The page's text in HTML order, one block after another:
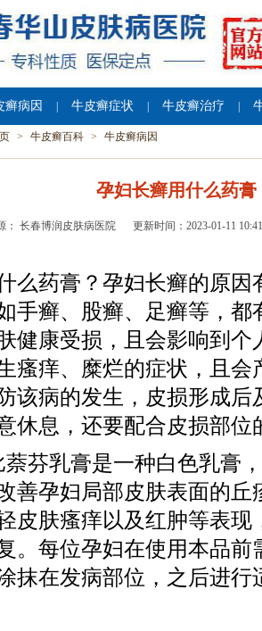
癣病因 牛皮癣症状 牛皮癣治疗
> 牛皮癣百科 > 牛皮癣病因
孕妇长癣用什么药膏
： 长春博润皮肤病医院 更新时间：2023-01-11
么药膏？孕妇长癣的原因
手癣、股癣、足癣等，都
健康受损，且会影响到个
瘙痒、糜烂的症状，且会
该病的发生，皮损形成后
休息，还要配合皮损部位
萘芬乳膏是一种白色乳膏
善孕妇局部皮肤表面的丘
皮肤瘙痒以及红肿等表现
。每位孕妇在使用本品前
抹在发病部位，之后进行